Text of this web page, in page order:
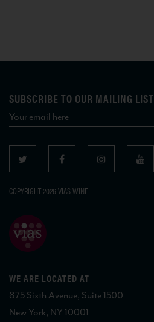
SUBSCRIBE TO OUR MAILING LIST
COPYRIGHT 2026 VIAS WINE
WE ARE LOCATED AT
875 Sixth Avenue, Suite 1500
New York, NY 10001